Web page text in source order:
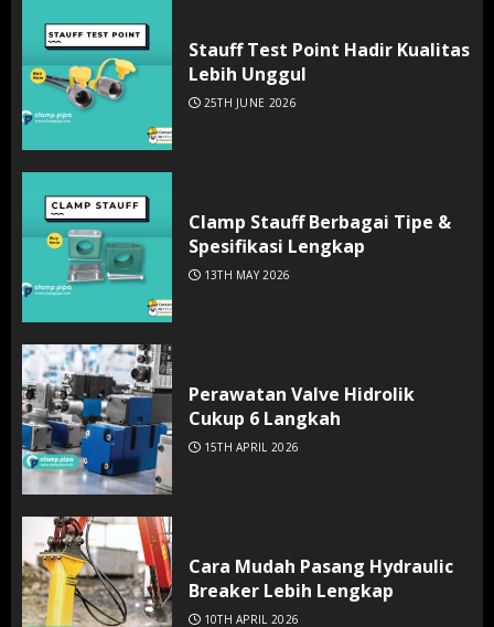
Stauff Test Point Hadir Kualitas
Lebih Unggul
25TH JUNE 2026
Clamp Stauff Berbagai Tipe &
Spesifikasi Lengkap
13TH MAY 2026
Perawatan Valve Hidrolik
Cukup 6 Langkah
15TH APRIL 2026
Cara Mudah Pasang Hydraulic
Breaker Lebih Lengkap
10TH APRIL 2026